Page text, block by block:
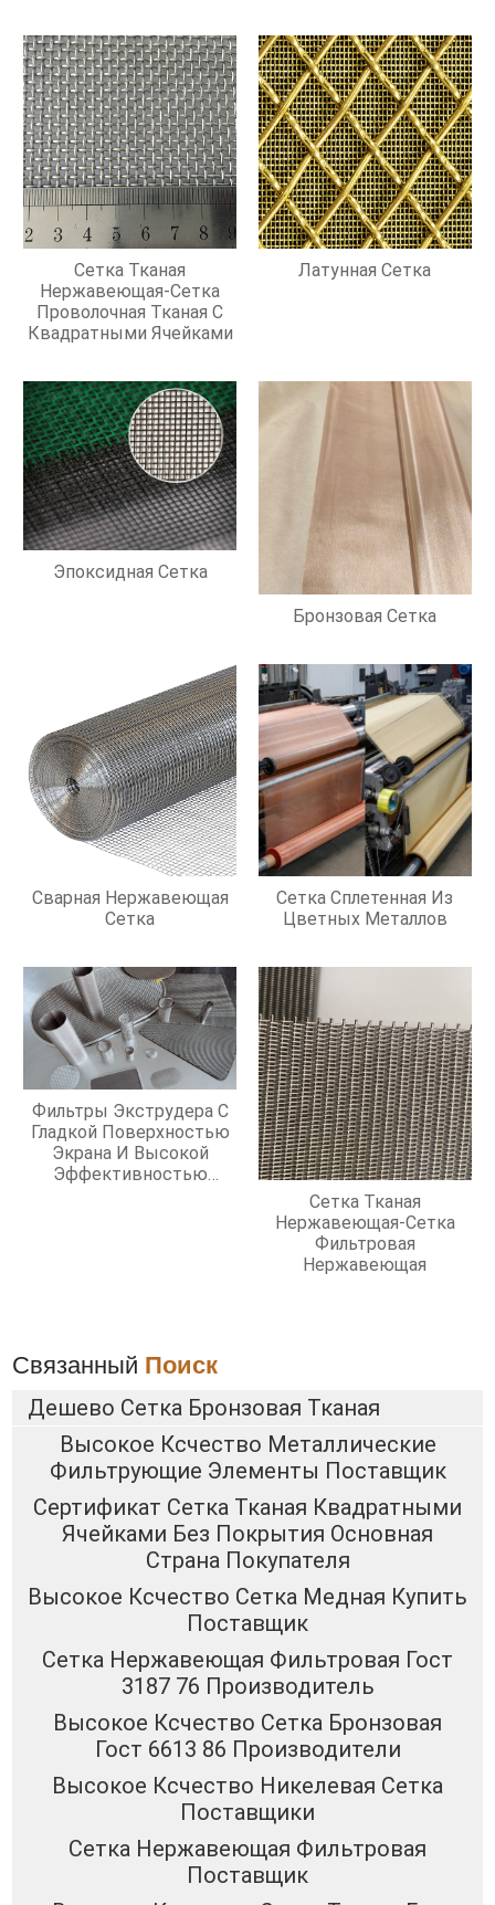
Сетка Тканая
Нержавеющая-Сетка
Проволочная Тканая С
Квадратными Ячейками
Латунная Сетка
Эпоксидная Сетка
Бронзовая Сетка
Сварная Нержавеющая
Сетка
Сетка Сплетенная Из
Цветных Металлов
Фильтры Экструдера С
Гладкой Поверхностью
Экрана И Высокой
Эффективностью
Сетка Тканая
Нержавеющая-Сетка
Фильтровая
Нержавеющая
Связанный Поиск
Дешево Сетка Бронзовая Тканая
Высокое Ксчество Металлические
Фильтрующие Элементы Поставщик
Сертификат Сетка Тканая Квадратными
Ячейками Без Покрытия Основная
Страна Покупателя
Высокое Ксчество Сетка Медная Купить
Поставщик
Сетка Нержавеющая Фильтровая Гост
3187 76 Производитель
Высокое Ксчество Сетка Бронзовая
Гост 6613 86 Производители
Высокое Ксчество Никелевая Сетка
Поставщики
Сетка Нержавеющая Фильтровая
Поставщик